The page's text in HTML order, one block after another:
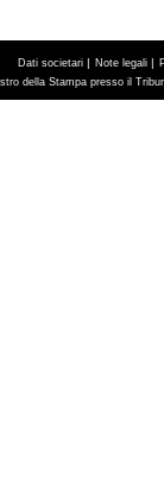
Dati societari | Note legali |
della Stampa presso il